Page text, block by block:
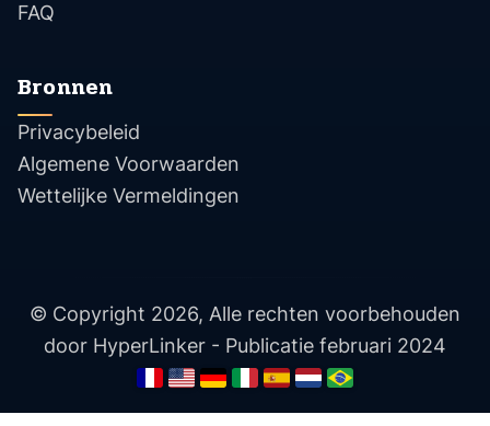
FAQ
Bronnen
Privacybeleid
Algemene Voorwaarden
Wettelijke Vermeldingen
© Copyright 2026, Alle rechten voorbehouden
door HyperLinker - Publicatie februari 2024